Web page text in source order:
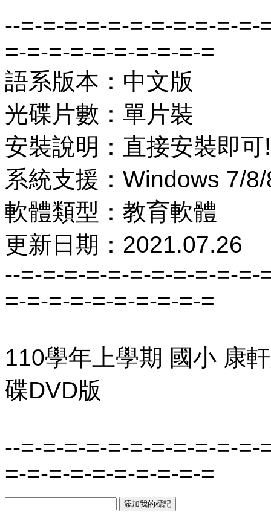
--=-=-=-=-=-=-=-=-=-=-
=-=-=-=-=-=-=-=-=-=
語系版本：中文版
光碟片數：單片裝
安裝說明：直接安裝即可!
系統支援：Windows 7/
軟體類型：教育軟體
更新日期：2021.07.26
--=-=-=-=-=-=-=-=-=-=-
=-=-=-=-=-=-=-=-=-=
110學年上學期 國小 康
碟DVD版
--=-=-=-=-=-=-=-=-=-=-
=-=-=-=-=-=-=-=-=-=